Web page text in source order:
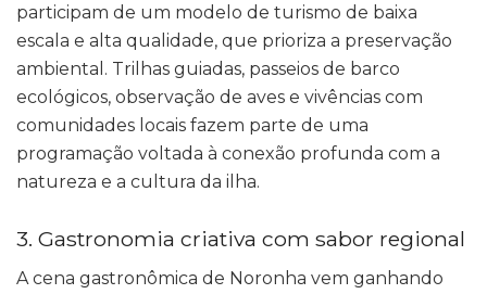
participam de um modelo de turismo de baixa
escala e alta qualidade, que prioriza a preservação
ambiental. Trilhas guiadas, passeios de barco
ecológicos, observação de aves e vivências com
comunidades locais fazem parte de uma
programação voltada à conexão profunda com a
natureza e a cultura da ilha.
3. Gastronomia criativa com sabor regional
A cena gastronômica de Noronha vem ganhando